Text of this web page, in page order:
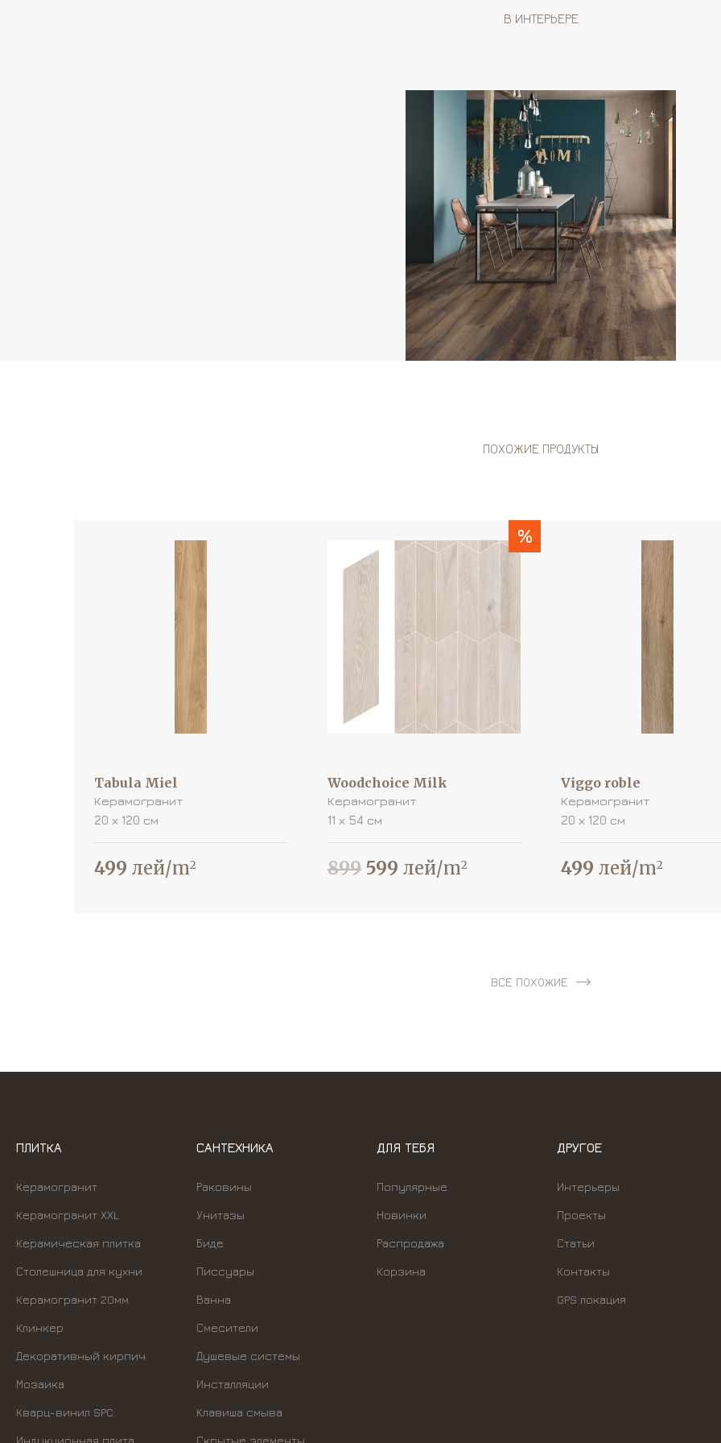
В ИНТЕРЬЕРЕ
ПОХОЖИЕ ПРОДУКТЫ
Tabula Miel
Керамогранит
20 х 120 см
499 лей/m2
%
Woodchoice Milk
Керамогранит
11 х 54 см
899 599 лей/m2
Viggo roble
Керамогранит
20 х 120 см
499 лей/m2
ВСЕ ПОХОЖИЕ
ПЛИТКА
Керамогранит
Керамогранит XXL
Керамическая плитка
Столешница для кухни
Керамогранит 20мм
Клинкер
Декоративный кирпич
Мозаика
Кварц-винил SPC
Индукционная плита
САНТЕХНИКА
Раковины
Унитазы
Биде
Писсуары
Ванна
Смесители
Душевые системы
Инсталляции
Kлавиша смыва
Скрытые элементы
ДЛЯ ТЕБЯ
Популярные
Новинки
Распродажа
Корзина
ДРУГОЕ
Интерьеры
Проекты
Статьи
Контакты
GPS локация